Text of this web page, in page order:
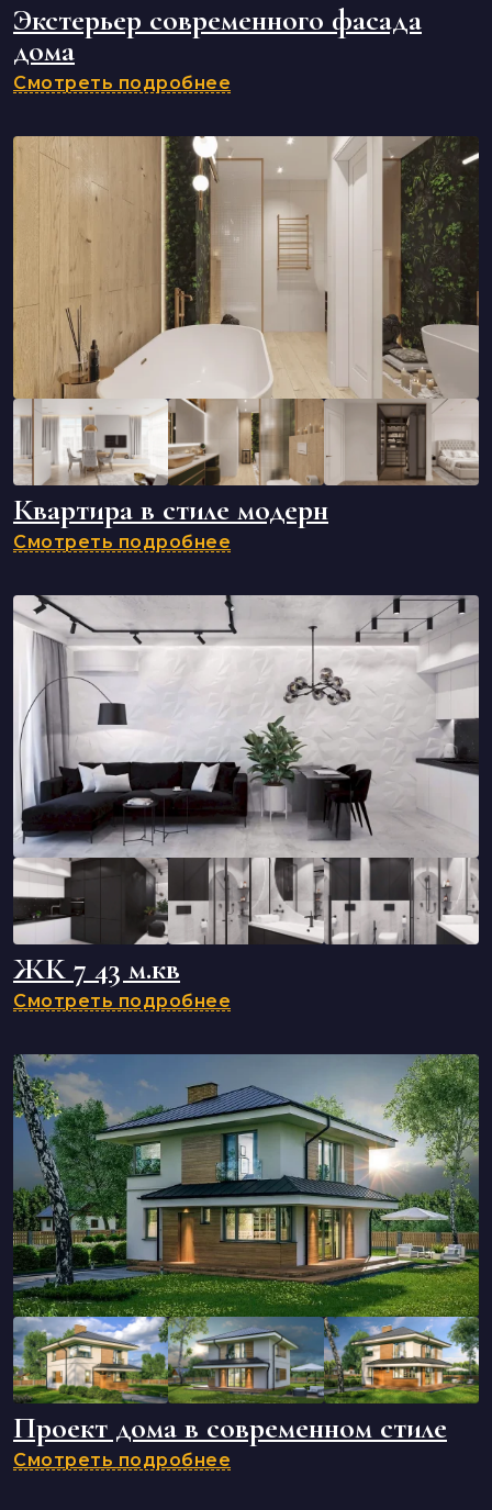
Экстерьер современного фасада
дома
Смотреть подробнее
Квартира в стиле модерн
Смотреть подробнее
ЖК 7 43 м.кв
Смотреть подробнее
Проект дома в современном стиле
Смотреть подробнее